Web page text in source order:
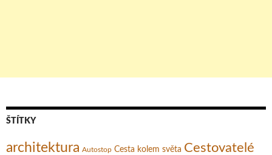
ŠTÍTKY
architektura Autostop Cesta kolem světa Cestovatelé